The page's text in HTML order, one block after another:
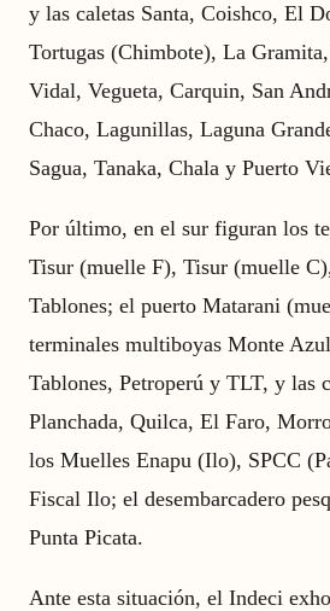
y las caletas Santa, Coishco, El
Tortugas (Chimbote), La
Vidal, Vegueta, Carquin, San
Chaco, Lagunillas, Laguna
Sagua, Tanaka, Chala y Puerto
Por último, en el sur figuran los
Tisur (muelle F), Tisur (muelle
Tablones; el puerto Matarani
terminales multiboyas Monte
Tablones, Petroperú y TLT, y las
Planchada, Quilca, El Faro,
los Muelles Enapu (Ilo), SPCC
Fiscal Ilo; el desembarcadero
Punta Picata.
Ante esta situación, el Indeci